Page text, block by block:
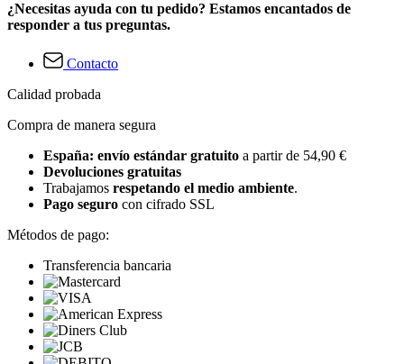
¿Necesitas ayuda con tu pedido? Estamos encantados de
responder a tus preguntas.
Contacto
Calidad probada
Compra de manera segura
España: envío estándar gratuito a partir de 54,90 €
Devoluciones gratuitas
Trabajamos respetando el medio ambiente.
Pago seguro con cifrado SSL
Métodos de pago:
Transferencia bancaria